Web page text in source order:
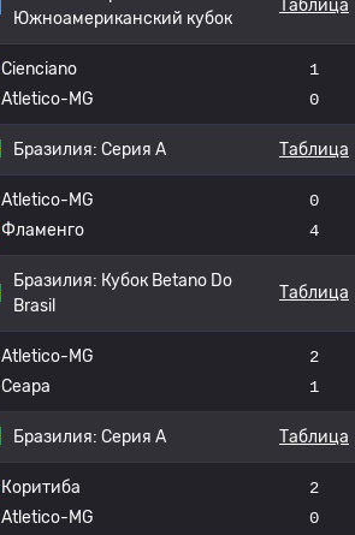
Южноамериканский кубок
Таблица
Cienciano
Atletico-MG
1
0
Бразилия: Серия А Таблица
Atletico-MG
Фламенго
0
4
Бразилия: Кубок Betano Do
Brasil
Таблица
Atletico-MG
Сеара
2
1
Бразилия: Серия А Таблица
Коритиба
Atletico-MG
2
0